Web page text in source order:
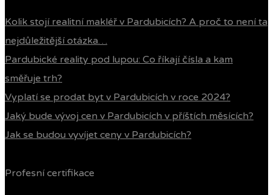
Kolik stojí realitní makléř v Pardubicích? A proč to není ta
nejdůležitější otázka…
Pardubické reality pod lupou: Co říkají čísla a kam
směřuje trh?
Vyplatí se prodat byt v Pardubicích v roce 2024?
Jaký bude vývoj cen v Pardubicích v příštích měsících?
Jak se budou vyvíjet ceny v Pardubicích?
Profesní certifikace